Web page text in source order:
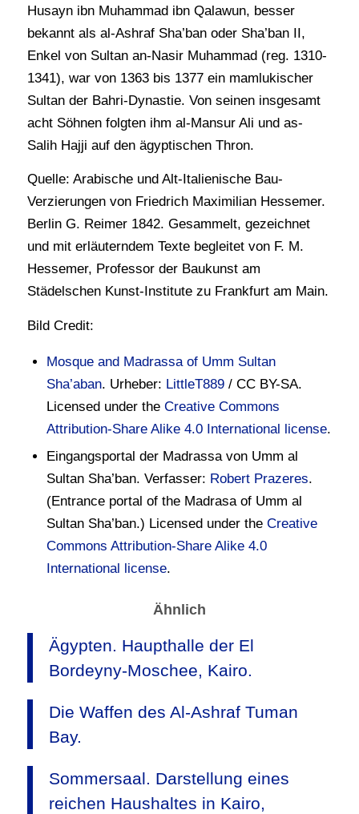
Husayn ibn Muhammad ibn Qalawun, besser
bekannt als al-Ashraf Sha’ban oder Sha’ban II,
Enkel von Sultan an-Nasir Muhammad (reg. 1310-
1341), war von 1363 bis 1377 ein mamlukischer
Sultan der Bahri-Dynastie. Von seinen insgesamt
acht Söhnen folgten ihm al-Mansur Ali und as-
Salih Hajji auf den ägyptischen Thron.
Quelle: Arabische und Alt-Italienische Bau-
Verzierungen von Friedrich Maximilian Hessemer.
Berlin G. Reimer 1842. Gesammelt, gezeichnet
und mit erläuterndem Texte begleitet von F. M.
Hessemer, Professor der Baukunst am
Städelschen Kunst-Institute zu Frankfurt am Main.
Bild Credit:
Mosque and Madrassa of Umm Sultan
Sha’aban. Urheber: LittleT889/ CC BY-SA.
Licensed under the Creative Commons
Attribution-Share Alike 4.0 International license.
Eingangsportal der Madrassa von Umm al
Sultan Sha’ban. Verfasser: Robert Prazeres.
(Entrance portal of the Madrasa of Umm al
Sultan Sha’ban.) Licensed under the Creative
Commons Attribution-Share Alike 4.0
International license.
Ähnlich
Ägypten. Haupthalle der El
Bordeyny-Moschee, Kairo.
Die Waffen des Al-Ashraf Tuman
Bay.
Sommersaal. Darstellung eines
reichen Haushaltes in Kairo,